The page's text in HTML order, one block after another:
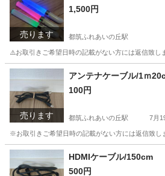
売ります
1,500円
都筑ふれあいの丘駅
⚠️お取引きご希望日時の記載がない方には返信致し
神奈川 横浜市 都筑ふれあいの丘駅
売ります
アンテナケーブル/1ｍ
100円
都筑ふれあいの丘駅 7月
※お取引きご希望日時の記載がない方には返信致
神奈川 横浜市 都筑ふれあいの丘駅
HDMIケーブル/150cm
500円